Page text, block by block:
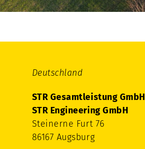
Deutschland
STR Gesamtleistung GmbH
STR Engineering GmbH
Steinerne Furt 76
86167 Augsburg